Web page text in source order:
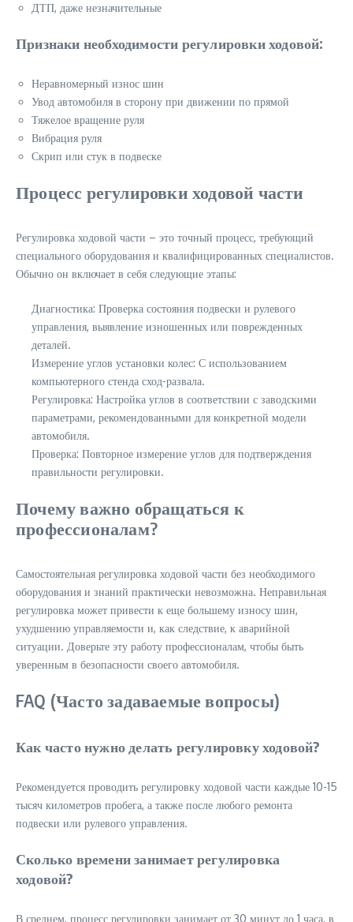
ДТП, даже незначительные
Признаки необходимости регулировки ходовой:
Неравномерный износ шин
Увод автомобиля в сторону при движении по прямой
Тяжелое вращение руля
Вибрация руля
Скрип или стук в подвеске
Процесс регулировки ходовой части
Регулировка ходовой части – это точный процесс, требующий
специального оборудования и квалифицированных специалистов.
Обычно он включает в себя следующие этапы:
Диагностика: Проверка состояния подвески и рулевого
управления, выявление изношенных или поврежденных
деталей.
Измерение углов установки колес: С использованием
компьютерного стенда сход-развала.
Регулировка: Настройка углов в соответствии с заводскими
параметрами, рекомендованными для конкретной модели
автомобиля.
Проверка: Повторное измерение углов для подтверждения
правильности регулировки.
Почему важно обращаться к
профессионалам?
Самостоятельная регулировка ходовой части без необходимого
оборудования и знаний практически невозможна. Неправильная
регулировка может привести к еще большему износу шин,
ухудшению управляемости и, как следствие, к аварийной
ситуации. Доверьте эту работу профессионалам, чтобы быть
уверенным в безопасности своего автомобиля.
FAQ (Часто задаваемые вопросы)
Как часто нужно делать регулировку ходовой?
Рекомендуется проводить регулировку ходовой части каждые 10-15
тысяч километров пробега, а также после любого ремонта
подвески или рулевого управления.
Сколько времени занимает регулировка
ходовой?
В среднем, процесс регулировки занимает от 30 минут до 1 часа, в